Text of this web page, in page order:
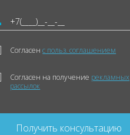
Согласенс польз. соглашением
Согласен на получение рекламных
рассылок
Получить консультацию